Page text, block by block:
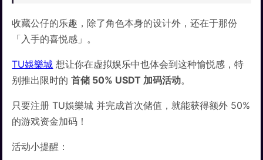
收藏公仔的乐趣，除了角色本身的设计外，还在于那份
「入手的喜悦感」。
TU娛樂城 想让你在虚拟娱乐中也体会到这种愉悦感，特
别推出限时的首储 50% USDT 加码活动。
只要注册 TU娛樂城 并完成首次储值，就能获得额外 50%
的游戏资金加码！
活动小提醒：